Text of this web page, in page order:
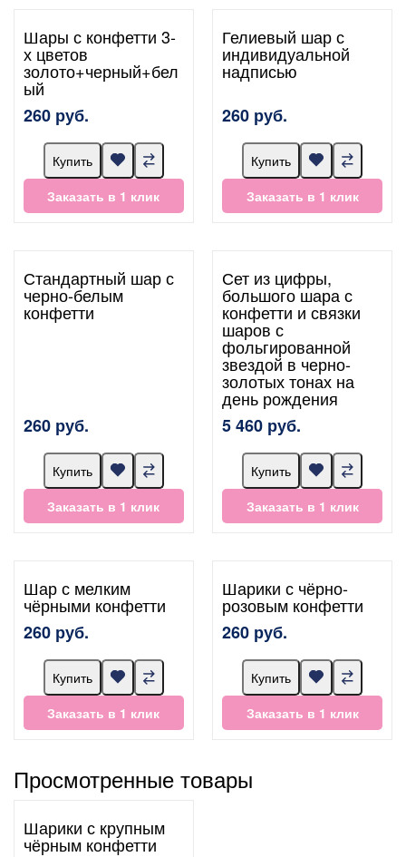
Шары с конфетти 3-
х цветов
золото+черный+бел
ый
260 руб.
Купить
Заказать в 1 клик
Гелиевый шар с
индивидуальной
надписью
260 руб.
Купить
Заказать в 1 клик
Стандартный шар с
черно-белым
конфетти
260 руб.
Купить
Заказать в 1 клик
Сет из цифры,
большого шара с
конфетти и связки
шаров с
фольгированной
звездой в черно-
золотых тонах на
день рождения
5 460 руб.
Купить
Заказать в 1 клик
Шар с мелким
чёрными конфетти
260 руб.
Купить
Заказать в 1 клик
Шарики с чёрно-
розовым конфетти
260 руб.
Купить
Заказать в 1 клик
Просмотренные товары
Шарики с крупным
чёрным конфетти